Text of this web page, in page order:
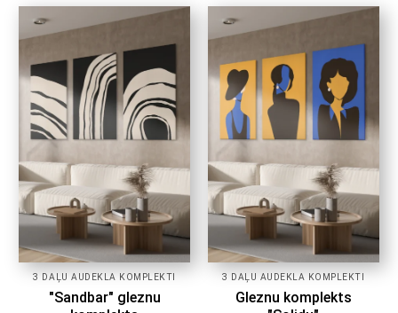
ir
vairāki
varianti.
Variantus
var
izvēlēties
produkta
lapā
vairāki
Variantus
var
izvēlēties
produkta
lapā
3 DAĻU AUDEKLA KOMPLEKTI
"Sandbar" gleznu
3 DAĻU AUDEKLA KOMPLEKTI
Gleznu komplekts